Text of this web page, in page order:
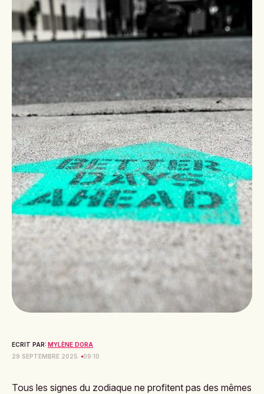
ECRIT PAR: MYLÈNE DORA
29 SEPTEMBRE 2025
09:10
Tous les signes du zodiaque ne profitent pas des mêmes